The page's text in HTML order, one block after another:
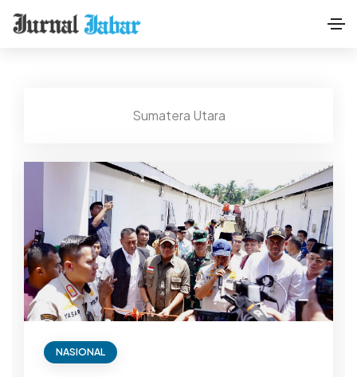
Sumatera Utara
NASIONAL